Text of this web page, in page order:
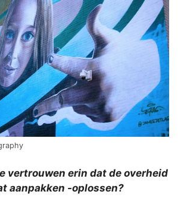
vertrouwen erin dat de overheid
aanpakken -oplossen?